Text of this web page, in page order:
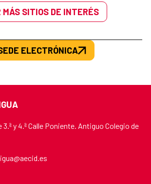
MÁS SITIOS DE INTERÉS
ELECTRÓNICA
y 4.ª Calle Poniente. Antiguo Colegio de